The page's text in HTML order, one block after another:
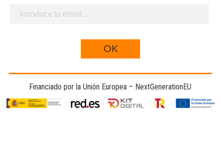
Financiado por la Unión Europea – NextGenerationEU